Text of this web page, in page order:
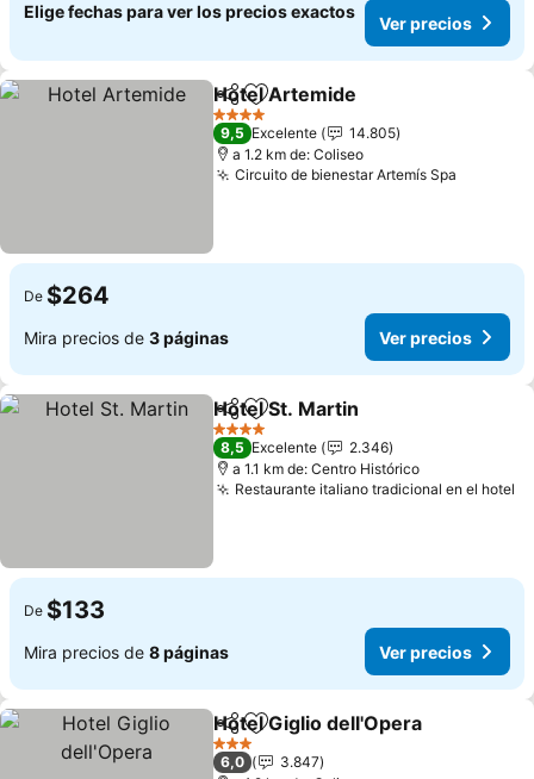
Elige fechas para ver los precios exactos
Ver precios
CompartirAgregar a favoritos
Hotel Artemide
4 Estrellas
9,5 Excelente
14.805
a 1.2 km de: Coliseo
Circuito de bienestar Artemís Spa
De $264
Mira precios de 3 páginas Ver precios
CompartirAgregar a favoritos
Hotel St. Martin
4 Estrellas
8,5 Excelente
2.346
a 1.1 km de: Centro Histórico
Restaurante italiano tradicional en el hotel
De $133
Mira precios de 8 páginas Ver precios
CompartirAgregar a favoritos
Hotel Giglio dell'Opera
3 Estrellas
6,0
3.847